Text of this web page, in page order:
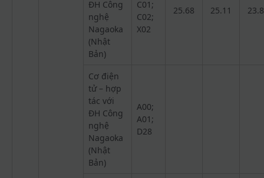
ĐH Công
nghệ
Nagaoka
(Nhật
Bản)
C01;
C02;
X02
25.68 25.11
Cơ điện
tử – hợp
tác với
ĐH Công
nghệ
Nagaoka
(Nhật
Bản)
A00;
A01;
D28